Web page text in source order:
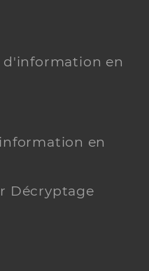
d'information en
en
Décryptage